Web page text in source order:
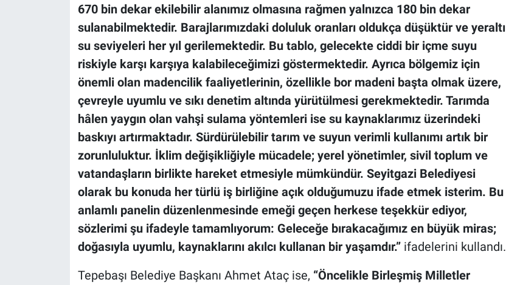
670 bin dekar ekilebilir alanımız olmasına rağmen yalnızca 180 bin dekar
sulanabilmektedir. Barajlarımızdaki doluluk oranları oldukça düşüktür ve yeraltı
su seviyeleri her yıl gerilemektedir. Bu tablo, gelecekte ciddi bir içme suyu
riskiyle karşı karşıya kalabileceğimizi göstermektedir. Ayrıca bölgemiz için
önemli olan madencilik faaliyetlerinin, özellikle bor madeni başta olmak üzere,
çevreyle uyumlu ve sıkı denetim altında yürütülmesi gerekmektedir. Tarımda
hâlen yaygın olan vahşi sulama yöntemleri ise su kaynaklarımız üzerindeki
baskıyı artırmaktadır. Sürdürülebilir tarım ve suyun verimli kullanımı artık bir
zorunluluktur. İklim değişikliğiyle mücadele; yerel yönetimler, sivil toplum ve
vatandaşların birlikte hareket etmesiyle mümkündür. Seyitgazi Belediyesi
olarak bu konuda her türlü iş birliğine açık olduğumuzu ifade etmek isterim. Bu
anlamlı panelin düzenlenmesinde emeği geçen herkese teşekkür ediyor,
sözlerimi şu ifadeyle tamamlıyorum: Geleceğe bırakacağımız en büyük miras;
doğasıyla uyumlu, kaynaklarını akılcı kullanan bir yaşamdır.”ifadelerini kullandı.
Tepebaşı Belediye Başkanı Ahmet Ataç ise, “Öncelikle Birleşmiş Milletler